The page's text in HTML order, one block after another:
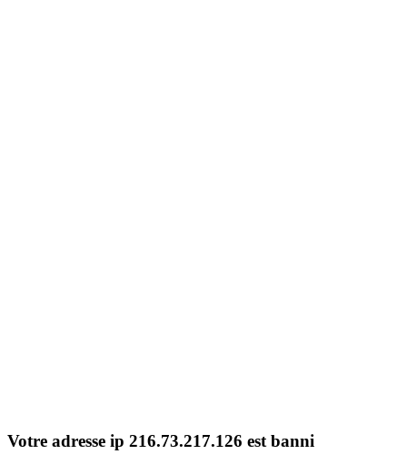
Votre adresse ip 216.73.217.126 est banni